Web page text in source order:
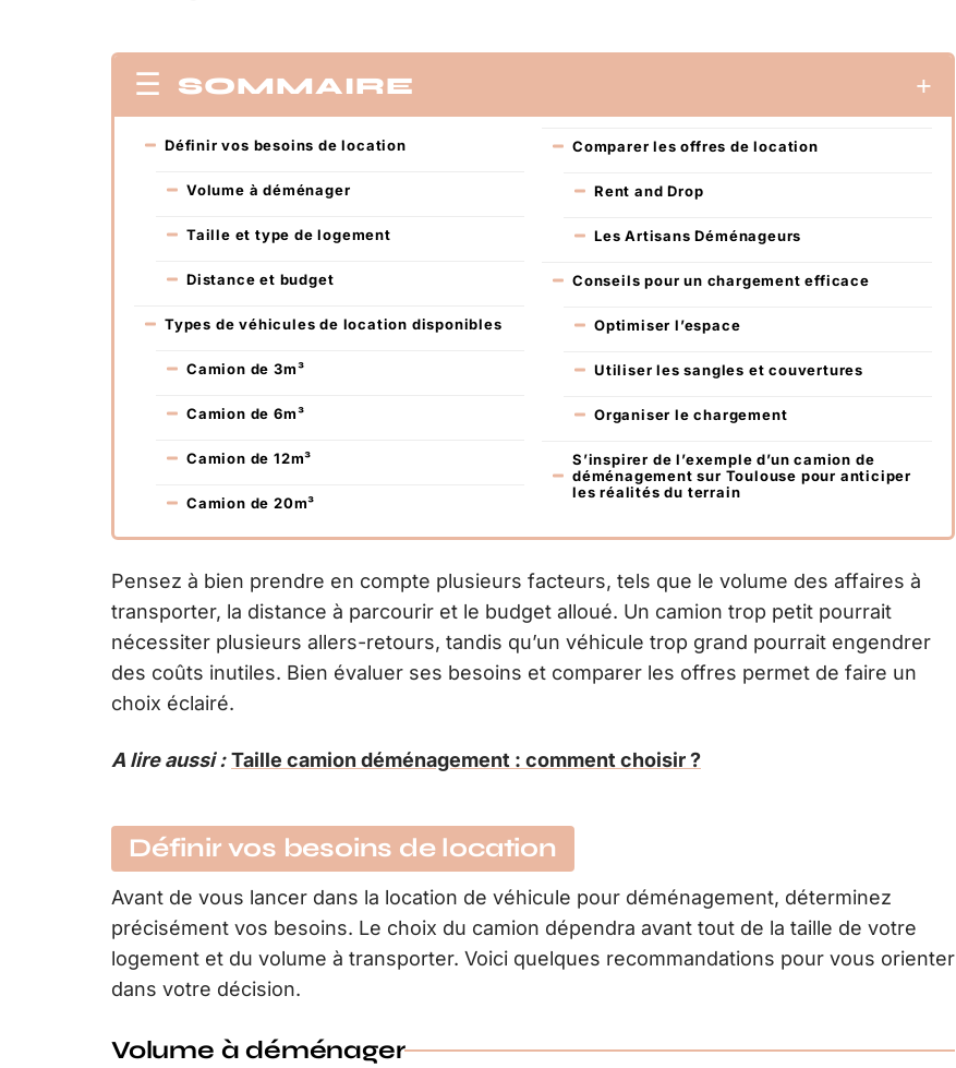
SOMMAIRE
Définir vos besoins de location
Volume à déménager
Taille et type de logement
Distance et budget
Types de véhicules de location disponibles
Camion de 3m³
Camion de 6m³
Camion de 12m³
Camion de 20m³
Comparer les offres de location
Rent and Drop
Les Artisans Déménageurs
Conseils pour un chargement efficace
Optimiser l’espace
Utiliser les sangles et couvertures
Organiser le chargement
S’inspirer de l’exemple d’un camion de
déménagement sur Toulouse pour anticiper
les réalités du terrain
Pensez à bien prendre en compte plusieurs facteurs, tels que le volume des affaires à
transporter, la distance à parcourir et le budget alloué. Un camion trop petit pourrait
nécessiter plusieurs allers-retours, tandis qu’un véhicule trop grand pourrait engendrer
des coûts inutiles. Bien évaluer ses besoins et comparer les offres permet de faire un
choix éclairé.
A lire aussi : Taille camion déménagement : comment choisir ?
Définir vos besoins de location
Avant de vous lancer dans la location de véhicule pour déménagement, déterminez
précisément vos besoins. Le choix du camion dépendra avant tout de la taille de votre
logement et du volume à transporter. Voici quelques recommandations pour vous orienter
dans votre décision.
Volume à déménager